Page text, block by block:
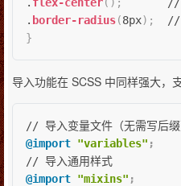
. border-radius(8px) ;
}
导入功能在 SCSS 中同样强大，
@import "variables" ;
// 导入通用样式
@import "mixins" ;